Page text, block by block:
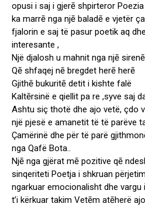
opusi i saj i gjerē shpirteror Poezia
ka marrē nga njē baladē e vjetër
fjalorin e saj të pasur poetik aq
interesante ,
Një djalosh u mahnit nga njē sirenē
Qē shfaqej nē bregdet herē herē
Gjithē bukuritē detit i kishte falë
Kaltērsinë e qiellit pa re ,syve saj
Ashtu siç thotë dhe ajo vetë, çdo
një pjesë e amanetit të të parëve
Çamërinë dhe për të parë
nga Qafë Bota..
Njē nga gjërat mē pozitive qē
sinqeriteti Poetja i shkruan
ngarkuar emocionalisht dhe
t’i kërkuar takim Vetēm atēherë